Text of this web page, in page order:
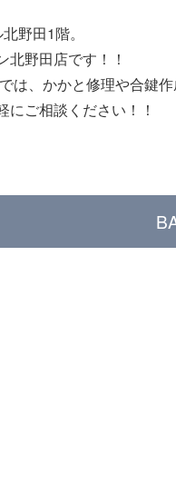
野田1階。
野田店です！！
、かかと修理や合鍵
ご相談ください！！